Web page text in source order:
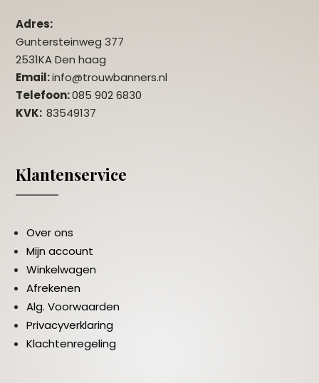
Adres:
Guntersteinweg 377
2531KA Den haag
Email:info@trouwbanners.nl
Telefoon:085 902 6830
KVK:83549137
Klantenservice
Over ons
Mijn account
Winkelwagen
Afrekenen
Alg. Voorwaarden
Privacyverklaring
Klachtenregeling